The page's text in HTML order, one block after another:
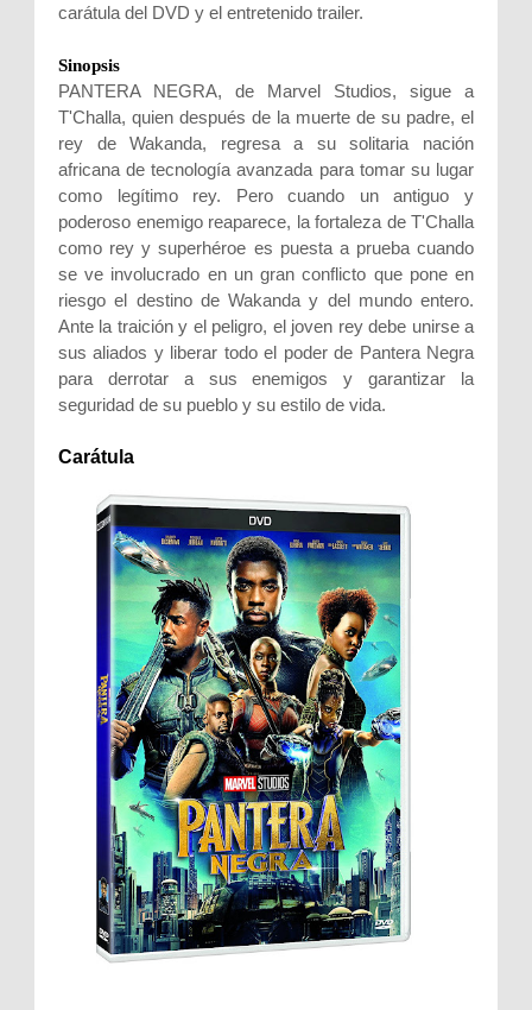
carátula del DVD y el entretenido trailer.
Sinopsis
PANTERA NEGRA, de Marvel Studios, sigue a
T'Challa, quien después de la muerte de su padre, el
rey de Wakanda, regresa a su solitaria nación
africana de tecnología avanzada para tomar su lugar
como legítimo rey. Pero cuando un antiguo y
poderoso enemigo reaparece, la fortaleza de T'Challa
como rey y superhéroe es puesta a prueba cuando
se ve involucrado en un gran conflicto que pone en
riesgo el destino de Wakanda y del mundo entero.
Ante la traición y el peligro, el joven rey debe unirse a
sus aliados y liberar todo el poder de Pantera Negra
para derrotar a sus enemigos y garantizar la
seguridad de su pueblo y su estilo de vida.
Carátula